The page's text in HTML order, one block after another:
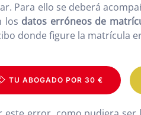
Para ello se deberá
los datos erróneos de
donde figure la matrícula
TU ABOGADO POR 30 €